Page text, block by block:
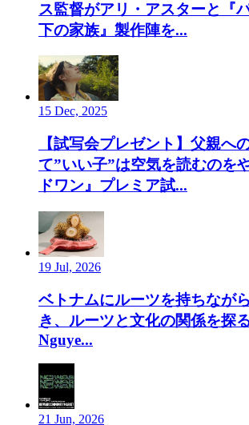
ス監督がアリ・アスターと『
下の家族』製作陣を...
15 Dec, 2025
【試写会プレゼント】父親へ
て”いい子”は空気を読むのを
ドワン』プレミア試...
19 Jul, 2026
ベトナムにルーツを持ちなが
き、ルーツと文化の関係を探
Nguye...
21 Jun, 2026